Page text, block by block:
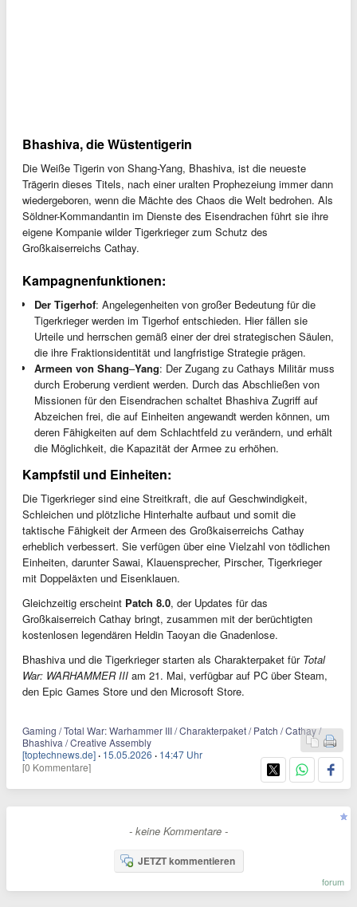
Bhashiva, die Wüstentigerin
Die Weiße Tigerin von Shang-Yang, Bhashiva, ist die neueste
Trägerin dieses Titels, nach einer uralten Prophezeiung immer dann
wiedergeboren, wenn die Mächte des Chaos die Welt bedrohen. Als
Söldner-Kommandantin im Dienste des Eisendrachen führt sie ihre
eigene Kompanie wilder Tigerkrieger zum Schutz des
Großkaiserreichs Cathay.
Kampagnenfunktionen:
Der Tigerhof: Angelegenheiten von großer Bedeutung für die
Tigerkrieger werden im Tigerhof entschieden. Hier fällen sie
Urteile und herrschen gemäß einer der drei strategischen Säulen,
die ihre Fraktionsidentität und langfristige Strategie prägen.
Armeen von Shang–Yang: Der Zugang zu Cathays Militär muss
durch Eroberung verdient werden. Durch das Abschließen von
Missionen für den Eisendrachen schaltet Bhashiva Zugriff auf
Abzeichen frei, die auf Einheiten angewandt werden können, um
deren Fähigkeiten auf dem Schlachtfeld zu verändern, und erhält
die Möglichkeit, die Kapazität der Armee zu erhöhen.
Kampfstil und Einheiten:
Die Tigerkrieger sind eine Streitkraft, die auf Geschwindigkeit,
Schleichen und plötzliche Hinterhalte aufbaut und somit die
taktische Fähigkeit der Armeen des Großkaiserreichs Cathay
erheblich verbessert. Sie verfügen über eine Vielzahl von tödlichen
Einheiten, darunter Sawai, Klauensprecher, Pirscher, Tigerkrieger
mit Doppeläxten und Eisenklauen.
Gleichzeitig erscheint Patch 8.0, der Updates für das
Großkaiserreich Cathay bringt, zusammen mit der berüchtigten
kostenlosen legendären Heldin Taoyan die Gnadenlose.
Bhashiva und die Tigerkrieger starten als Charakterpaket für Total
War: WARHAMMER III am 21. Mai, verfügbar auf PC über Steam,
den Epic Games Store und den Microsoft Store.
Gaming / Total War: Warhammer III / Charakterpaket / Patch / Cathay /
Bhashiva / Creative Assembly
[toptechnews.de] · 15.05.2026 · 14:47 Uhr
[0 Kommentare]
- keine Kommentare -
JETZT kommentieren
forum